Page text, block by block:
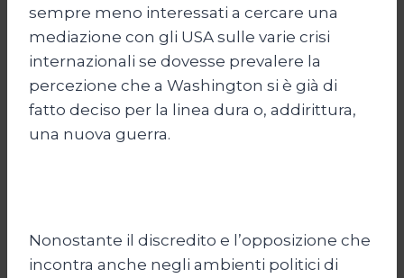
sempre meno interessati a cercare una
mediazione con gli USA sulle varie crisi
internazionali se dovesse prevalere la
percezione che a Washington si è già di
fatto deciso per la linea dura o, addirittura,
una nuova guerra.
Nonostante il discredito e l’opposizione che
incontra anche negli ambienti politici di